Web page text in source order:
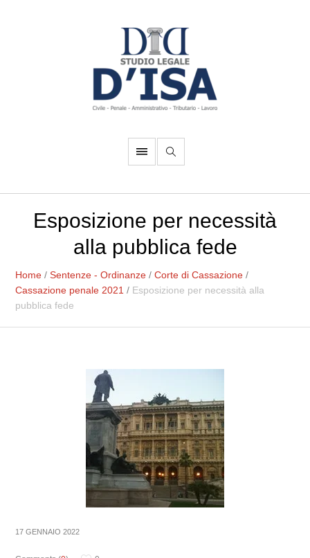
Esposizione per necessità
alla pubblica fede
Home /Sentenze - Ordinanze /Corte di Cassazione /
Cassazione penale 2021 / Esposizione per necessità alla
pubblica fede
17 GENNAIO 2022